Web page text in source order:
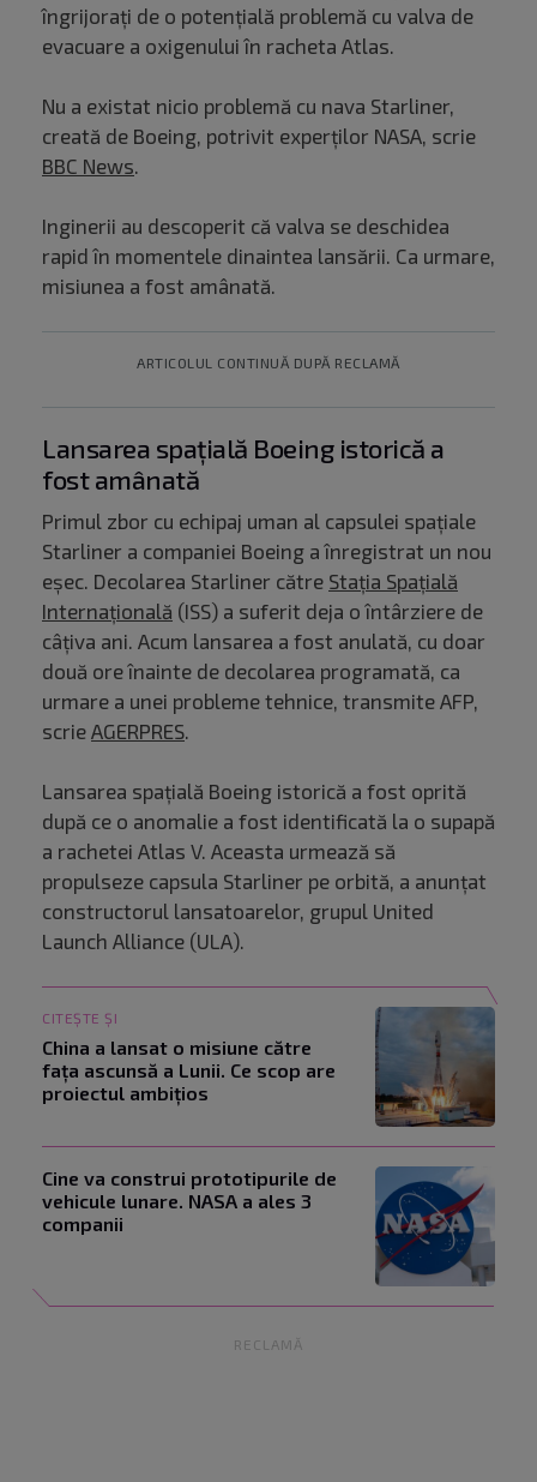
îngrijorați de o potențială problemă cu valva de
evacuare a oxigenului în racheta Atlas.
Nu a existat nicio problemă cu nava Starliner,
creată de Boeing, potrivit experților NASA, scrie
BBC News.
Inginerii au descoperit că valva se deschidea
rapid în momentele dinaintea lansării. Ca urmare,
misiunea a fost amânată.
ARTICOLUL CONTINUĂ DUPĂ RECLAMĂ
Lansarea spațială Boeing istorică a
fost amânată
Primul zbor cu echipaj uman al capsulei spaţiale
Starliner a companiei Boeing a înregistrat un nou
eşec. Decolarea Starliner către Staţia Spaţială
Internaţională (ISS) a suferit deja o întârziere de
câţiva ani. Acum lansarea a fost anulată, cu doar
două ore înainte de decolarea programată, ca
urmare a unei probleme tehnice, transmite AFP,
scrie AGERPRES.
Lansarea spațială Boeing istorică a fost oprită
după ce o anomalie a fost identificată la o supapă
a rachetei Atlas V. Aceasta urmează să
propulseze capsula Starliner pe orbită, a anunţat
constructorul lansatoarelor, grupul United
Launch Alliance (ULA).
CITEȘTE ȘI
China a lansat o misiune către
fața ascunsă a Lunii. Ce scop are
proiectul ambițios
Cine va construi prototipurile de
vehicule lunare. NASA a ales 3
companii
RECLAMĂ